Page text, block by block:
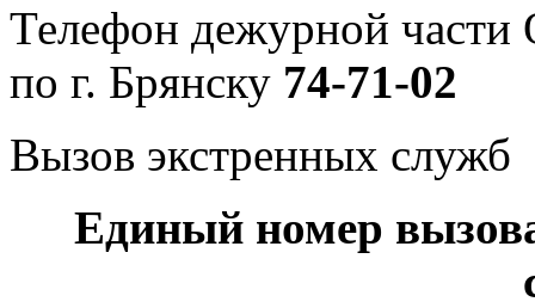
Телефон дежурной
по г. Брянску 74-71-02
Вызов экстренных служб
Единый номер